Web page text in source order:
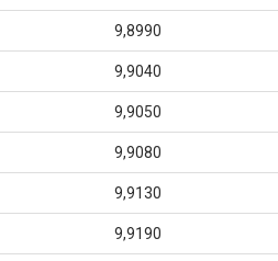
9,8990
9,9040
9,9050
9,9080
9,9130
9,9190